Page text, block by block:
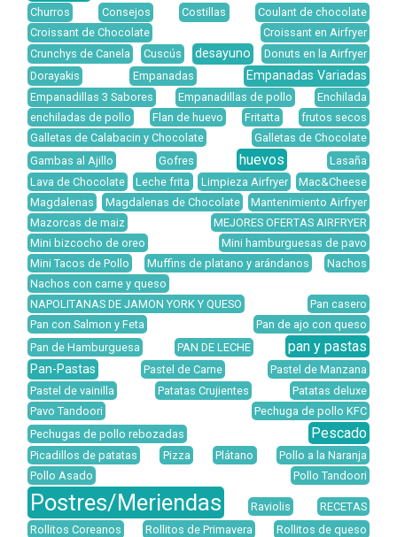
Churros
Consejos Costillas
Coulant de chocolate
Croissant de Chocolate
Croissant en Airfryer
Crunchys de Canela
Cuscús desayuno
Donuts en la Airfryer
Dorayakis
Empanadas Empanadas Variadas
Empanadillas 3 Sabores Empanadillas de pollo
Enchilada
enchiladas de pollo
Flan de huevo Fritatta
frutos secos
Galletas de Calabacin y Chocolate
Galletas de Chocolate
Gambas al Ajillo
Gofres huevos
Lasaña
Lava de Chocolate
Leche frita Limpieza Airfryer
Mac&Cheese
Magdalenas
Magdalenas de Chocolate
Mantenimiento Airfryer
Mazorcas de maiz
MEJORES OFERTAS AIRFRYER
Mini bizcocho de oreo
Mini hamburguesas de pavo
Mini Tacos de Pollo
Muffins de platano y arándanos
Nachos
Nachos con carne y queso
NAPOLITANAS DE JAMON YORK Y QUESO
Pan casero
Pan con Salmon y Feta
Pan de ajo con queso
Pan de Hamburguesa
PAN DE LECHE pan y pastas
Pan-Pastas Pastel de Carne
Pastel de Manzana
Pastel de vainilla
Patatas Crujientes
Patatas deluxe
Pavo Tandoori
Pechuga de pollo KFC
Pechugas de pollo rebozadas
Pescado
Picadillos de patatas Pizza Plátano
Pollo a la Naranja
Pollo Asado
Pollo Tandoori
Postres/Meriendas Raviolis
RECETAS
Rollitos Coreanos
Rollitos de Primavera
Rollitos de queso